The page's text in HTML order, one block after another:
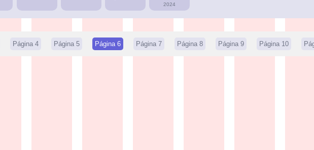
2024
Página 4 Página 5 Página 6 Página 7 Página 8 Página 9 Página 10